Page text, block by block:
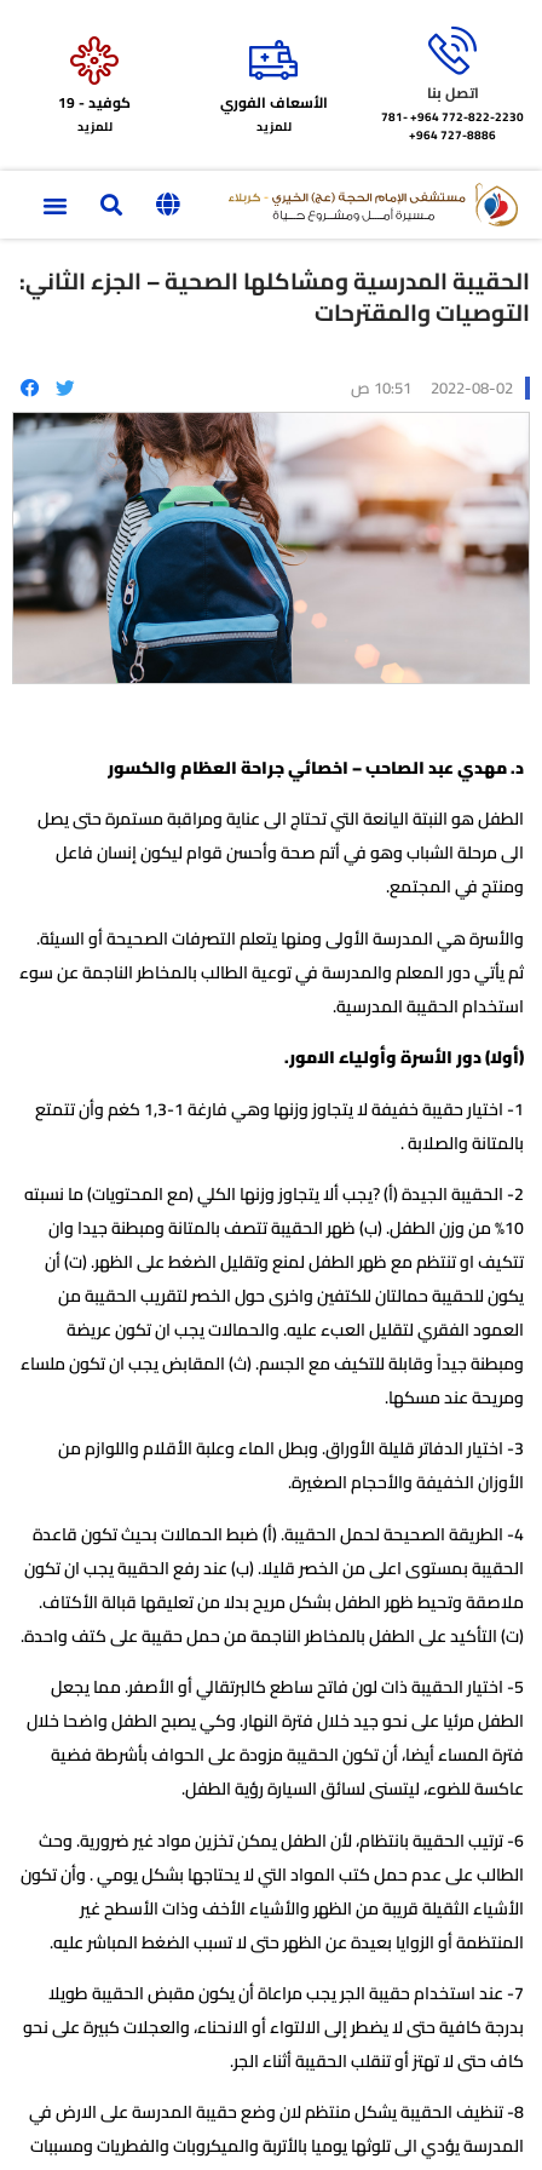
اتصل بنا
772-822-2230‏ 964+
781-
727-8886 964+
الأسعاف الفوري
للمزيد
كوفيد - 19
للمزيد
الحقيبة المدرسية ومشاكلها الصحية – الجزء الثاني:
التوصيات والمقترحات
2022-08-02 10:51 ص
د. مهدي عبد الصاحب – اخصائي جراحة العظام والكسور
الطفل هو النبتة اليانعة التي تحتاج الى عناية ومراقبة مستمرة حتى يصل
الى مرحلة الشباب وهو في أتم صحة وأحسن قوام ليكون إنسان فاعل
ومنتج في المجتمع.
والأسرة هي المدرسة الأولى ومنها يتعلم التصرفات الصحيحة أو السيئة.
ثم يأتي دور المعلم والمدرسة في توعية الطالب بالمخاطر الناجمة عن سوء
استخدام الحقيبة المدرسية.
(أولا) دور الأسرة وأولياء الامور.
1- اختيار حقيبة خفيفة لا يتجاوز وزنها وهي فارغة 1-1,3 كغم وأن تتمتع
بالمتانة والصلابة .
2- الحقيبة الجيدة (أ) ?يجب ألا يتجاوز وزنها الكلي (مع المحتويات) ما نسبته
10% من وزن الطفل. (ب) ظهر الحقيبة تتصف بالمتانة ومبطنة جيدا وان
تتكيف او تنتظم مع ظهر الطفل لمنع وتقليل الضغط على الظهر. (ت) أن
يكون للحقيبة حمالتان للكتفين واخرى حول الخصر لتقريب الحقيبة من
العمود الفقري لتقليل العبء عليه. والحمالات يجب ان تكون عريضة
ومبطنة جيداً وقابلة للتكيف مع الجسم. (ث) المقابض يجب ان تكون ملساء
ومريحة عند مسكها.
3- اختيار الدفاتر قليلة الأوراق. وبطل الماء وعلبة الأقلام واللوازم من
الأوزان الخفيفة والأحجام الصغيرة.
4- الطريقة الصحيحة لحمل الحقيبة. (أ) ضبط الحمالات بحيث تكون قاعدة
الحقيبة بمستوى اعلى من الخصر قليلا. (ب) عند رفع الحقيبة يجب ان تكون
ملاصقة وتحيط ظهر الطفل بشكل مريح بدلا من تعليقها قبالة الأكتاف.
(ت) التأكيد على الطفل بالمخاطر الناجمة من حمل حقيبة على كتف واحدة.
5- اختيار الحقيبة ذات لون فاتح ساطع كالبرتقالي أو الأصفر. مما يجعل
الطفل مرئيا على نحو جيد خلال فترة النهار. وكي يصبح الطفل واضحا خلال
فترة المساء أيضا، أن تكون الحقيبة مزودة على الحواف بأشرطة فضية
عاكسة للضوء، ليتسنى لسائق السيارة رؤية الطفل.
6- ترتيب الحقيبة بانتظام، لأن الطفل يمكن تخزين مواد غير ضرورية. وحث
الطالب على عدم حمل كتب المواد التي لا يحتاجها بشكل يومي . وأن تكون
الأشياء الثقيلة قريبة من الظهر والأشياء الأخف وذات الأسطح غير
المنتظمة أو الزوايا بعيدة عن الظهر حتى لا تسبب الضغط المباشر عليه.
7- عند استخدام حقيبة الجر يجب مراعاة أن يكون مقبض الحقيبة طويلا
بدرجة كافية حتى لا يضطر إلى الالتواء أو الانحناء، والعجلات كبيرة على نحو
كاف حتى لا تهتز أو تنقلب الحقيبة أثناء الجر.
8- تنظيف الحقيبة يشكل منتظم لان وضع حقيبة المدرسة على الارض في
المدرسة يؤدي الى تلوثها يوميا بالأتربة والميكروبات والفطريات ومسببات